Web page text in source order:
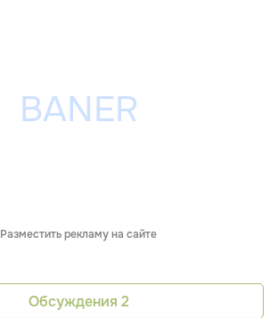
Разместить рекламу на сайте
Обсуждения 2